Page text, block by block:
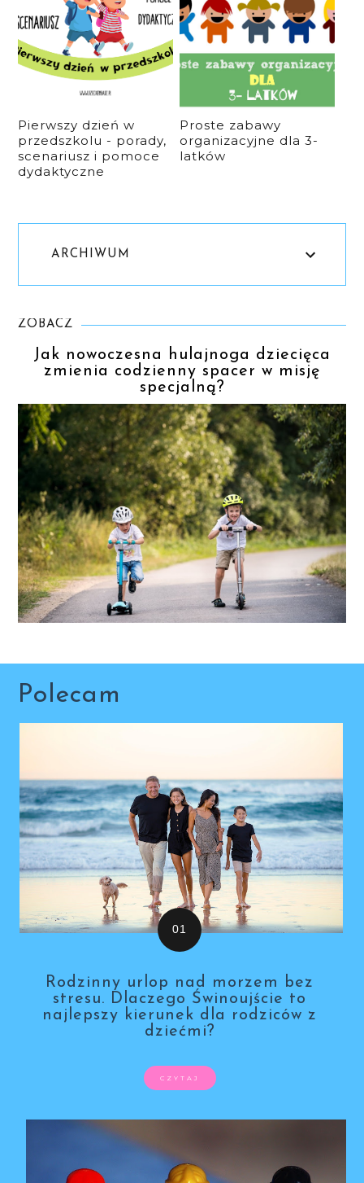
Pierwszy dzień w
przedszkolu - porady,
scenariusz i pomoce
dydaktyczne
Proste zabawy
organizacyjne dla 3-
latków
ARCHIWUM
ZOBACZ
Jak nowoczesna hulajnoga dziecięca
zmienia codzienny spacer w misję
specjalną?
Polecam
Rodzinny urlop nad morzem bez
stresu. Dlaczego Świnoujście to
najlepszy kierunek dla rodziców z
dziećmi?
CZYTAJ